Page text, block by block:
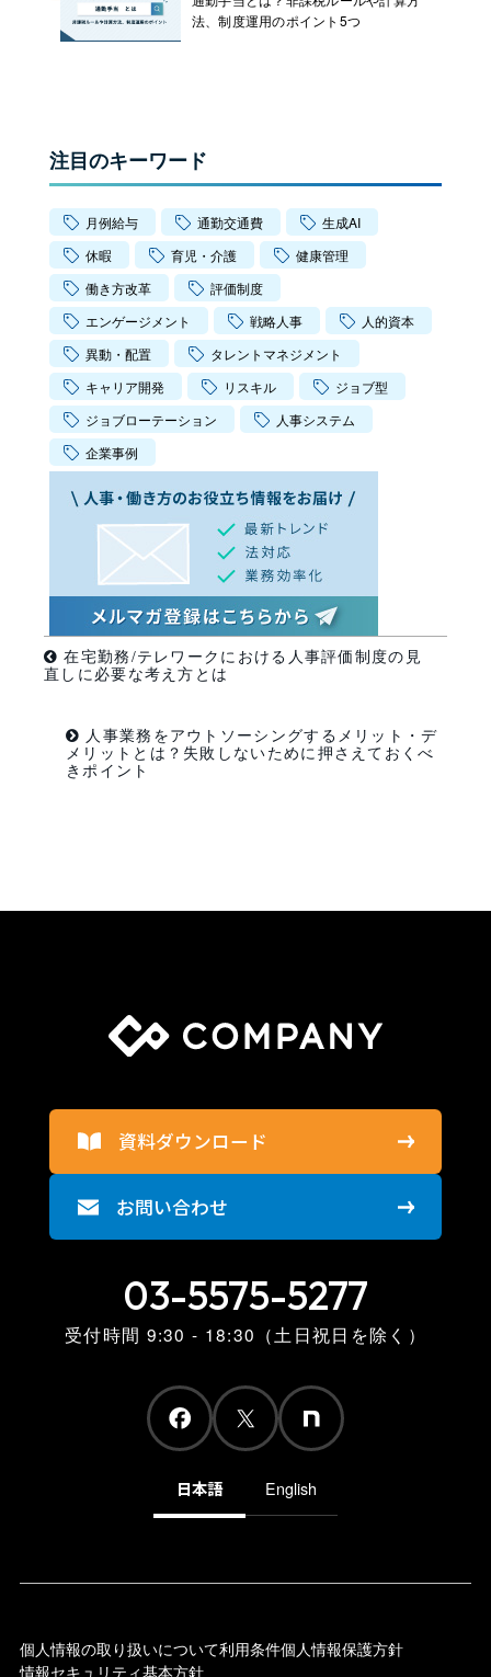
法、制度運用のポイント5つ
注目のキーワード
月例給与 通勤交通費
生成AI
休暇
育児・介護
健康管理
働き方改革
評価制度
エンゲージメント
戦略人事
人的資本
異動・配置
タレントマネジメント
キャリア開発
リスキル
ジョブ型
ジョブローテーション
人事システム
企業事例
在宅勤務/テレワークにおける人事評価制度の見
直しに必要な考え方とは
人事業務をアウトソーシングするメリット・デ
メリットとは？失敗しないために押さえておくべ
きポイント
資料ダウンロード
お問い合わせ
03-5575-5277
受付時間 9:30 - 18:30（土日祝日を除く）
日本語 English
個人情報の取り扱いについて利用条件個人情報保護方針
情報セキュリティ基本方針